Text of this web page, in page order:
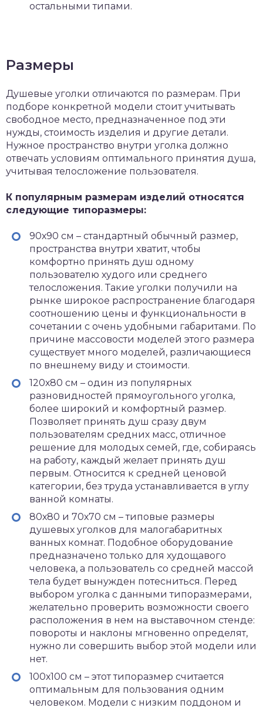
остальными типами.
Размеры
Душевые уголки отличаются по размерам. При
подборе конкретной модели стоит учитывать
свободное место, предназначенное под эти
нужды, стоимость изделия и другие детали.
Нужное пространство внутри уголка должно
отвечать условиям оптимального принятия душа,
учитывая телосложение пользователя.
К популярным размерам изделий относятся
следующие типоразмеры:
90х90 см – стандартный обычный размер,
пространства внутри хватит, чтобы
комфортно принять душ одному
пользователю худого или среднего
телосложения. Такие уголки получили на
рынке широкое распространение благодаря
соотношению цены и функциональности в
сочетании с очень удобными габаритами. По
причине массовости моделей этого размера
существует много моделей, различающиеся
по внешнему виду и стоимости.
120х80 см – один из популярных
разновидностей прямоугольного уголка,
более широкий и комфортный размер.
Позволяет принять душ сразу двум
пользователям средних масс, отличное
решение для молодых семей, где, собираясь
на работу, каждый желает принять душ
первым. Относится к средней ценовой
категории, без труда устанавливается в углу
ванной комнаты.
80х80 и 70х70 см – типовые размеры
душевых уголков для малогабаритных
ванных комнат. Подобное оборудование
предназначено только для худощавого
человека, а пользователь со средней массой
тела будет вынужден потесниться. Перед
выбором уголка с данными типоразмерами,
желательно проверить возможности своего
расположения в нем на выставочном стенде:
повороты и наклоны мгновенно определят,
нужно ли совершить выбор этой модели или
нет.
100х100 см – этот типоразмер считается
оптимальным для пользования одним
человеком. Модели с низким поддоном и